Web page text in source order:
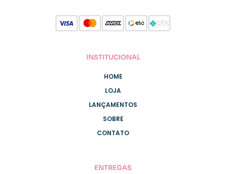
INSTITUCIONAL
HOME
LOJA
LANÇAMENTOS
SOBRE
CONTATO
ENTREGAS